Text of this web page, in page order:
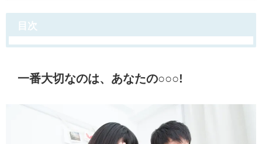
目次
一番大切なのは、あなたの○○○!